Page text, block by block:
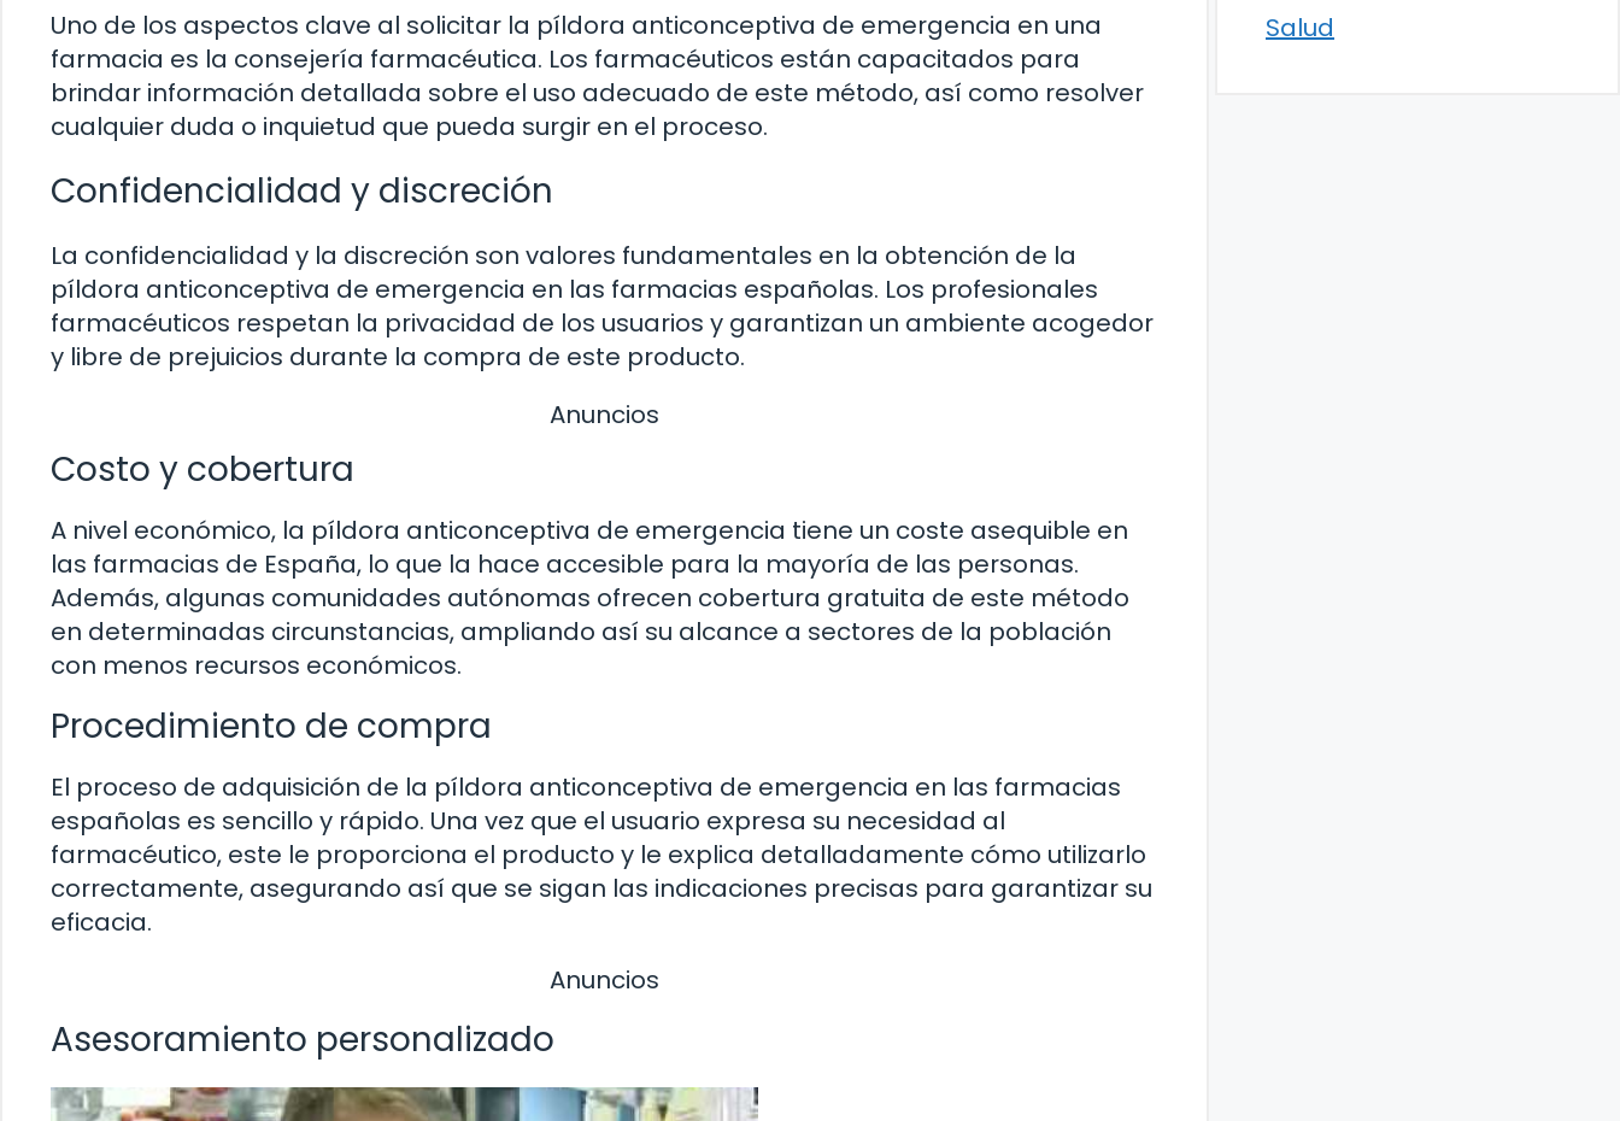
Uno de los aspectos clave al solicitar la píldora anticonceptiva de emergencia en una
farmacia es la consejería farmacéutica. Los farmacéuticos están capacitados para
brindar información detallada sobre el uso adecuado de este método, así como resolver
cualquier duda o inquietud que pueda surgir en el proceso.
Confidencialidad y discreción
La confidencialidad y la discreción son valores fundamentales en la obtención de la
píldora anticonceptiva de emergencia en las farmacias españolas. Los profesionales
farmacéuticos respetan la privacidad de los usuarios y garantizan un ambiente acogedor
y libre de prejuicios durante la compra de este producto.
Anuncios
Costo y cobertura
A nivel económico, la píldora anticonceptiva de emergencia tiene un coste asequible en
las farmacias de España, lo que la hace accesible para la mayoría de las personas.
Además, algunas comunidades autónomas ofrecen cobertura gratuita de este método
en determinadas circunstancias, ampliando así su alcance a sectores de la población
con menos recursos económicos.
Procedimiento de compra
El proceso de adquisición de la píldora anticonceptiva de emergencia en las farmacias
españolas es sencillo y rápido. Una vez que el usuario expresa su necesidad al
farmacéutico, este le proporciona el producto y le explica detalladamente cómo utilizarlo
correctamente, asegurando así que se sigan las indicaciones precisas para garantizar su
eficacia.
Anuncios
Asesoramiento personalizado
Salud